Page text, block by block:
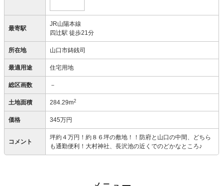
最寄駅
JR山陽本線
四辻駅 徒歩21分
所在地 山口市鋳銭司
最適用途 住宅用地
総区画数 －
土地面積 284.29m2
価格 345万円
コメント
坪約４万円！約８６坪の敷地！！防府と山口の中間、どちら
も通勤便利！大村神社、長沢池の近くでのどかなところ♪